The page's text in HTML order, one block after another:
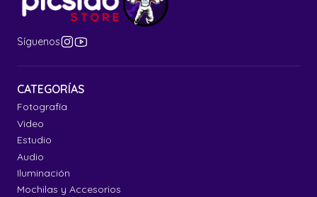
Síguenos
CATEGORÍAS
Fotografía
Video
Estudio
Audio
Iluminación
Mochilas y Accesorios